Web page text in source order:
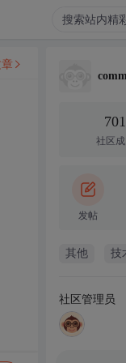
701
社区
发帖
其他 技
社区管理员